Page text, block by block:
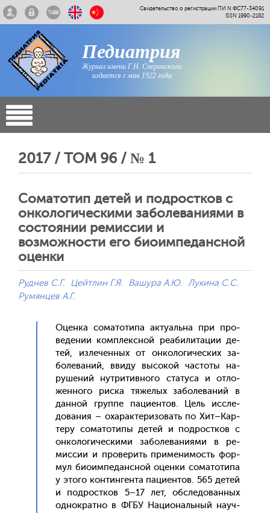
Свидетельство о регистрации ПИ N ФС77-34091
ISSN 1990-2182
Педиатрия
Журнал имени Г.Н. Сперанского
издается с мая 1922 года
2017 / ТОМ 96 / № 1
Соматотип детей и подростков с
онкологическими заболеваниями в
состоянии ремиссии и
возможности его биоимпедансной
оценки
Руднев С.Г. Цейтлин Г.Я. Вашура А.Ю. Лукина С.С.
Румянцев А.Г.
Оцен­ка со­мато­типа ак­ту­аль­на при про­
веде­нии ком­плексной ре­аби­лита­ции де­
тей, из­ле­чен­ных от он­ко­логи­чес­ких за­
боле­ваний, вви­ду вы­сокой час­то­ты на­
руше­ний нут­ри­тив­но­го ста­туса и от­ло­
жен­но­го рис­ка тя­желых за­боле­ваний в
дан­ной груп­пе па­ци­ен­тов. Цель ис­сле­
дова­ния – оха­рак­те­ризо­вать по Хит–Кар­
те­ру со­мато­типы де­тей и под­рос­тков с
он­ко­логи­чес­ки­ми за­боле­вани­ями в ре­
мис­сии и про­верить при­мени­мость фор­
мул би­оим­пе­дан­сной оцен­ки со­мато­типа
у это­го кон­тинген­та па­ци­ен­тов. 565 де­тей
и под­рос­тков 5–17 лет, об­сле­дован­ных
од­нократ­но в ФГБУ На­ци­ональ­ный на­уч­